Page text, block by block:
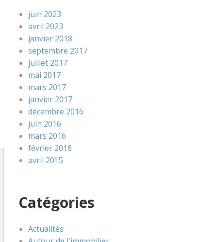
juin 2023
avril 2023
janvier 2018
septembre 2017
juillet 2017
mai 2017
mars 2017
janvier 2017
décembre 2016
juin 2016
mars 2016
février 2016
avril 2015
Catégories
Actualités